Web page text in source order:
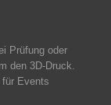
Prüfung oder
den 3D-Druck.
für Events